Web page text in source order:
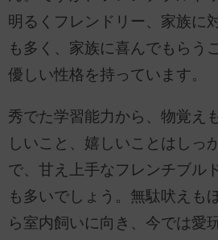
明るくフレンドリー、家族に
も多く、家族に喜んでもらう
優しい性格を持っています。
秀でた学習能力から、物覚え
しいこと、嬉しいことはしっ
で、甘え上手なフレンチブル
も多いでしょう。無駄吠えも
ら室内飼いに向き、今では愛